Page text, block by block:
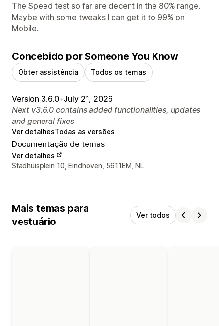
The Speed test so far are decent in the 80% range.
Maybe with some tweaks I can get it to 99% on
Mobile.
Concebido por Someone You Know
Obter assistência Todos os temas
Version 3.6.0•July 21, 2026
Next v3.6.0 contains added functionalities, updates
and general fixes
Ver detalhesTodas as versões
Documentação de temas
Ver detalhes
Detalhes de contacto do designer
Stadhuisplein 10, Eindhoven, 5611EM, NL
Mais temas para
vestuário
Ver todos